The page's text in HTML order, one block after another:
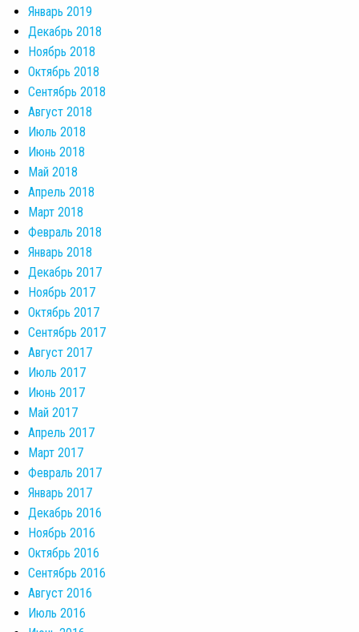
Январь 2019
Декабрь 2018
Ноябрь 2018
Октябрь 2018
Сентябрь 2018
Август 2018
Июль 2018
Июнь 2018
Май 2018
Апрель 2018
Март 2018
Февраль 2018
Январь 2018
Декабрь 2017
Ноябрь 2017
Октябрь 2017
Сентябрь 2017
Август 2017
Июль 2017
Июнь 2017
Май 2017
Апрель 2017
Март 2017
Февраль 2017
Январь 2017
Декабрь 2016
Ноябрь 2016
Октябрь 2016
Сентябрь 2016
Август 2016
Июль 2016